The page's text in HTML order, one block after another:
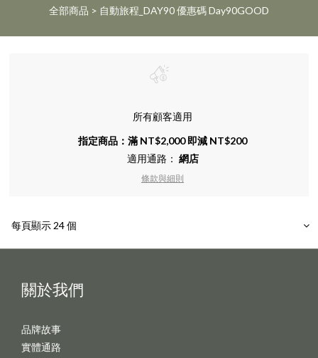
全部商品 > 自動旅程_DAY90 優惠碼 Day90GOOD
所有顧客適用
指定商品：滿 NT$2,000 即減 NT$200
適用通路： 網店
條款與細則
每頁顯示 24 個
關於我們
品牌故事
實體通路